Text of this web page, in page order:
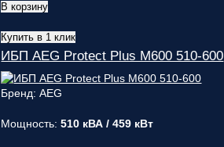
В корзину
Купить в 1 клик
ИБП AEG Protect Plus M600 510-600
Бренд: AEG
Мощность:510 кВА / 459 кВт